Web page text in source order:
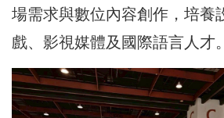
場需求與數位內容創作，培養
戲、影視媒體及國際語言人才。